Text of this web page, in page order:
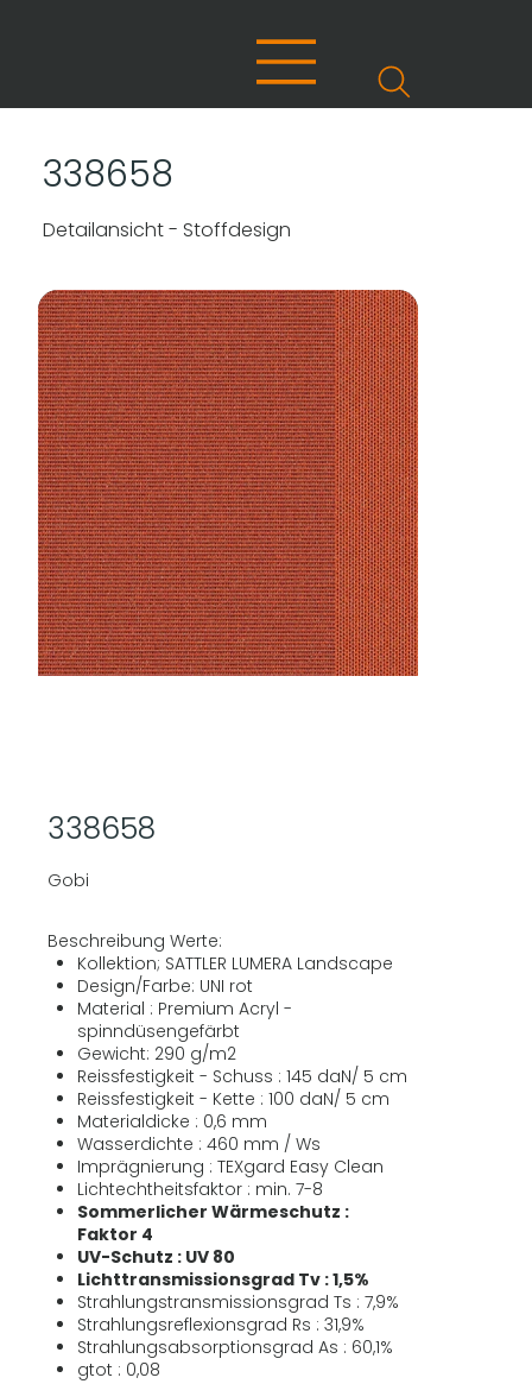
338658
Detailansicht - Stoffdesign
338658
Gobi
Beschreibung Werte:
Kollektion; SATTLER LUMERA Landscape
Design/Farbe: UNI rot
Material : Premium Acryl -
spinndüsengefärbt
Gewicht: 290 g/m2
Reissfestigkeit - Schuss : 145 daN/ 5 cm
Reissfestigkeit - Kette : 100 daN/ 5 cm
Materialdicke : 0,6 mm
Wasserdichte : 460 mm / Ws
Imprägnierung : TEXgard Easy Clean
Lichtechtheitsfaktor : min. 7-8
Sommerlicher Wärmeschutz :
Faktor 4
UV-Schutz : UV 80
Lichttransmissionsgrad Tv : 1,5%
Strahlungstransmissionsgrad Ts : 7,9%
Strahlungsreflexionsgrad Rs : 31,9%
Strahlungsabsorptionsgrad As : 60,1%
gtot : 0,08